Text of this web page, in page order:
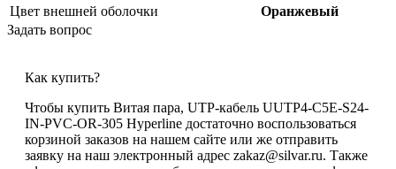
Цвет внешней оболочки
Оранжевый
Задать вопрос
Как купить?
Чтобы купить Витая пара, UTP-кабель UUTP4-C5E-S24-
IN-PVC-OR-305 Hyperline достаточно воспользоваться
корзиной заказов на нашем сайте или же отправить
заявку на наш электронный адрес zakaz@silvar.ru. Также